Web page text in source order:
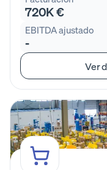
720K €
EBITDA ajustado
-
Ver